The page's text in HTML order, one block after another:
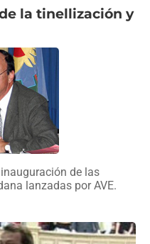
la tinellización y
de las
lanzadas por AVE.